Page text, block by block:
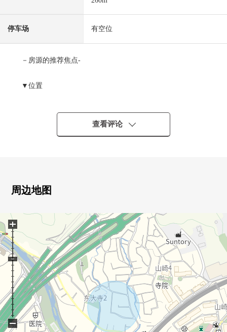
停车场 有空位
－房源的推荐焦点-
▼位置
到东海道本线"山崎"车站步行18分钟(约1400m)
到阪急京都线"大山崎"车站步行19分钟(约1500m)
▼房间的特徴
・通风用全居室两面派采光明亮地良好
▼设备
・与家族的会话兴奋起来的开放式厨房
・有窗的容易明亮地换空气的浴室
・有全居室收纳
・一、两楼有厕所
▼周边环境
・Fresco山崎商店步行8分钟(约570m)
查看评论
周边地图
+
−